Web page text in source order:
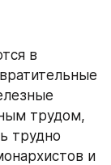
трудом,
трудно
и